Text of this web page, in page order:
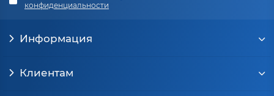
конфиденциальности
Информация
Клиентам